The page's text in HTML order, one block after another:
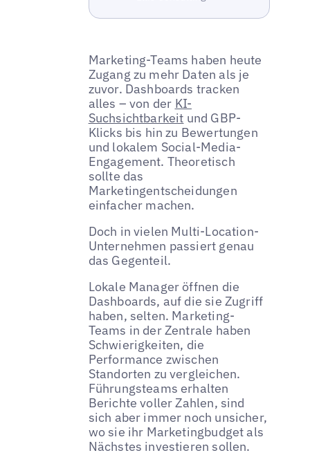
Marketing-Teams haben heute
Zugang zu mehr Daten als je
zuvor. Dashboards tracken
alles – von der KI-
Suchsichtbarkeit und GBP-
Klicks bis hin zu Bewertungen
und lokalem Social-Media-
Engagement. Theoretisch
sollte das
Marketingentscheidungen
einfacher machen.
Doch in vielen Multi-Location-
Unternehmen passiert genau
das Gegenteil.
Lokale Manager öffnen die
Dashboards, auf die sie Zugriff
haben, selten. Marketing-
Teams in der Zentrale haben
Schwierigkeiten, die
Performance zwischen
Standorten zu vergleichen.
Führungsteams erhalten
Berichte voller Zahlen, sind
sich aber immer noch unsicher,
wo sie ihr Marketingbudget als
Nächstes investieren sollen.